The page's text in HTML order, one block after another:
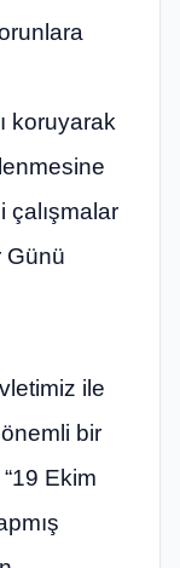
koruyarak
çalışmalar
Günü
ile
bir
Ekim